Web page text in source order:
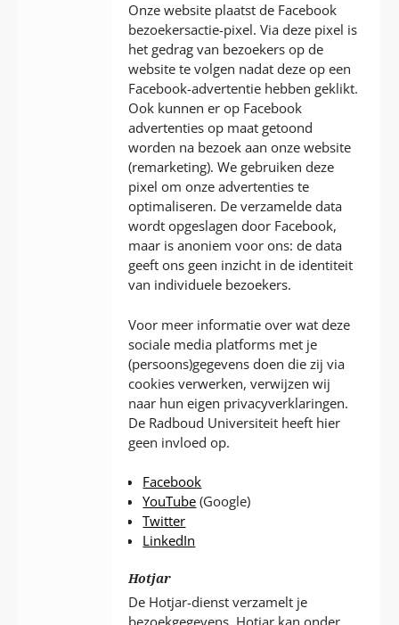
Onze website plaatst de Facebook
bezoekersactie-pixel. Via deze pixel is
het gedrag van bezoekers op de
website te volgen nadat deze op een
Facebook-advertentie hebben geklikt.
Ook kunnen er op Facebook
advertenties op maat getoond
worden na bezoek aan onze website
(remarketing). We gebruiken deze
pixel om onze advertenties te
optimaliseren. De verzamelde data
wordt opgeslagen door Facebook,
maar is anoniem voor ons: de data
geeft ons geen inzicht in de identiteit
van individuele bezoekers.
Voor meer informatie over wat deze
sociale media platforms met je
(persoons)gegevens doen die zij via
cookies verwerken, verwijzen wij
naar hun eigen privacyverklaringen.
De Radboud Universiteit heeft hier
geen invloed op.
Facebook
YouTube (Google)
Twitter
LinkedIn
Hotjar
De Hotjar-dienst verzamelt je
bezoekgegevens. Hotjar kan onder